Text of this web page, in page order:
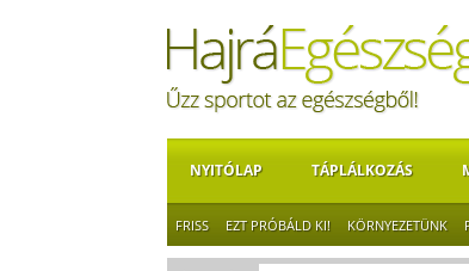
NYITÓLAP TÁPLÁLKOZÁS
FRISS EZT PRÓBÁLD KI! KÖRNYEZETÜNK